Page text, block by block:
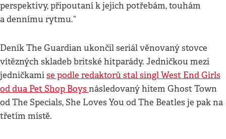
perspektivy, připoutaní k jejich potřebám, touhám
a dennímu rytmu.“
Deník The Guardian ukončil seriál věnovaný stovce
vítězných skladeb britské hitparády. Jedničkou mezi
jedničkamise podle redaktorů stal singl West End Girls
od dua Pet Shop Boysnásledovaný hitem Ghost Town
od The Specials, She Loves You od The Beatles je pak na
třetím místě.